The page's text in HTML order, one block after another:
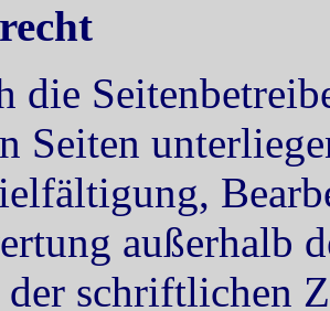
die
Seiten
außerhalb
der schriftlichen